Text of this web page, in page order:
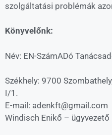
szolgáltatási problémák
Könyvelőnk:
Név: EN-SzámADó
Székhely: 9700
I/1.
E-mail: adenkft@gmail.com
Windisch Enikő – ügyvezető